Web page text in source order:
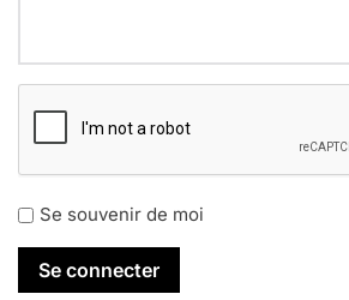
Se souvenir de moi